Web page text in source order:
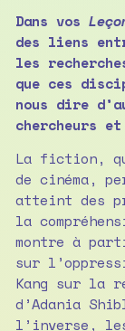
Dans vos
des liens
les
que ces
nous dire
chercheurs
La fiction,
de cinéma,
atteint des
la
montre à
sur
Kang sur la
d’Adania
l’inverse,